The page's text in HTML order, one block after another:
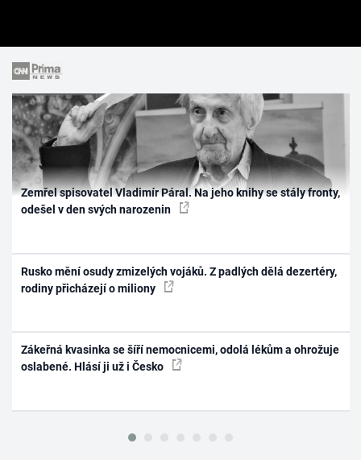
Zemřel spisovatel Vladimír Páral. Na jeho knihy se stály fronty,
odešel v den svých narozenin
Rusko mění osudy zmizelých vojáků. Z padlých dělá dezertéry,
rodiny přicházejí o miliony
Zákeřná kvasinka se šíří nemocnicemi, odolá lékům a ohrožuje
oslabené. Hlásí ji už i Česko